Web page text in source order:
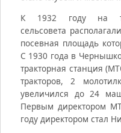
К 1932 году на
сельсовета
посевная площадь
С 1930 года в
тракторная станция
тракторов, 2
увеличился до 24
Первым директором
году директором стал